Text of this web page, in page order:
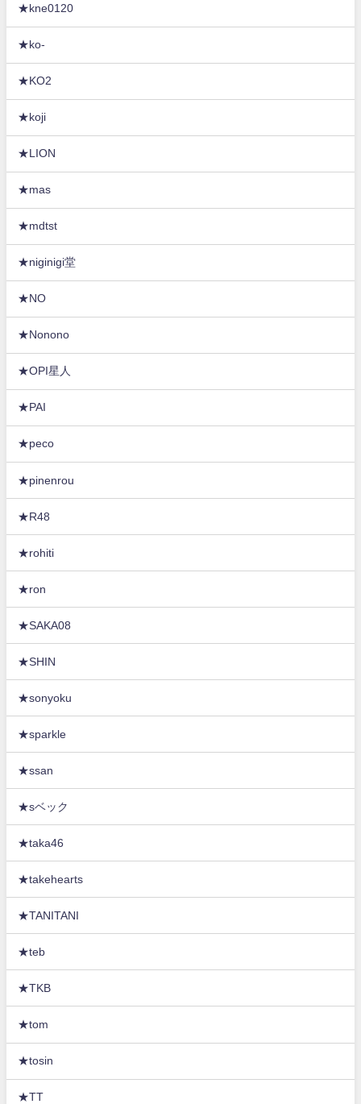
★kne0120
★ko-
★KO2
★koji
★LION
★mas
★mdtst
★niginigi堂
★NO
★Nonono
★OPI星人
★PAI
★peco
★pinenrou
★R48
★rohiti
★ron
★SAKA08
★SHIN
★sonyoku
★sparkle
★ssan
★sベック
★taka46
★takehearts
★TANITANI
★teb
★TKB
★tom
★tosin
★TT